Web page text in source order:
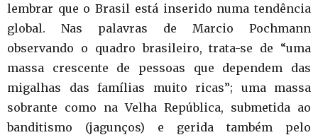
lembrar que o Brasil está inserido numa tendência
global. Nas palavras de Marcio Pochmann
observando o quadro brasileiro, trata-se de “uma
massa crescente de pessoas que dependem das
migalhas das famílias muito ricas”; uma massa
sobrante como na Velha República, submetida ao
banditismo (jagunços) e gerida também pelo